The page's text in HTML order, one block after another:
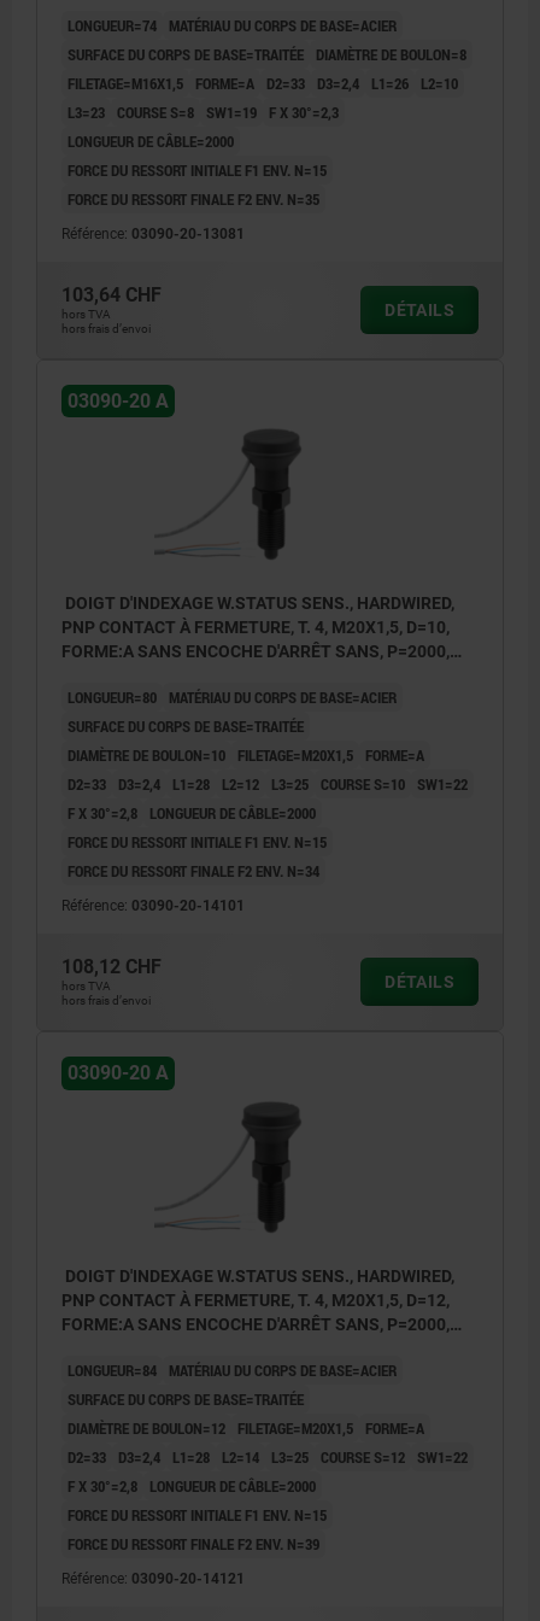
FONCÉ RAL7021
LONGUEUR=74
MATÉRIAU DU CORPS DE BASE=ACIER
SURFACE DU CORPS DE BASE=TRAITÉE
DIAMÈTRE DE BOULON=8
FILETAGE=M16X1,5
FORME=A D2=33 D3=2,4 L1=26
L2=10
L3=23
COURSE S=8 SW1=19
F X 30°=2,3
LONGUEUR DE CÂBLE=2000
FORCE DU RESSORT INITIALE F1 ENV. N=15
FORCE DU RESSORT FINALE F2 ENV. N=35
Référence: 03090-20-13081
103,64 CHF
hors TVA
hors frais d’envoi
DÉTAILS
03090-20 A
DOIGT D'INDEXAGE W.STATUS SENS., HARDWIRED,
PNP CONTACT À FERMETURE, T. 4, M20X1,5, D=10,
FORME:A SANS ENCOCHE D'ARRÊT SANS, P=2000,
FONCÉ RAL7021
LONGUEUR=80
MATÉRIAU DU CORPS DE BASE=ACIER
SURFACE DU CORPS DE BASE=TRAITÉE
DIAMÈTRE DE BOULON=10
FILETAGE=M20X1,5
FORME=A
D2=33
D3=2,4 L1=28 L2=12 L3=25 COURSE S=10
SW1=22
F X 30°=2,8
LONGUEUR DE CÂBLE=2000
FORCE DU RESSORT INITIALE F1 ENV. N=15
FORCE DU RESSORT FINALE F2 ENV. N=34
Référence: 03090-20-14101
108,12 CHF
hors TVA
hors frais d’envoi
DÉTAILS
03090-20 A
DOIGT D'INDEXAGE W.STATUS SENS., HARDWIRED,
PNP CONTACT À FERMETURE, T. 4, M20X1,5, D=12,
FORME:A SANS ENCOCHE D'ARRÊT SANS, P=2000,
FONCÉ RAL7021
LONGUEUR=84
MATÉRIAU DU CORPS DE BASE=ACIER
SURFACE DU CORPS DE BASE=TRAITÉE
DIAMÈTRE DE BOULON=12
FILETAGE=M20X1,5
FORME=A
D2=33
D3=2,4 L1=28 L2=14 L3=25 COURSE S=12
SW1=22
F X 30°=2,8
LONGUEUR DE CÂBLE=2000
FORCE DU RESSORT INITIALE F1 ENV. N=15
FORCE DU RESSORT FINALE F2 ENV. N=39
Référence: 03090-20-14121